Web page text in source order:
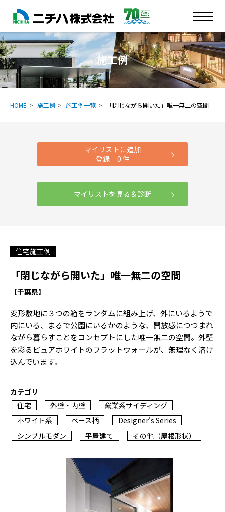
施工例
HOME 施工例 施工例一覧 「閉じながら開いた」唯一無二の空間
マイリストに追加
登録 0 件
マイリストを見る＆診断
住宅施工例
「閉じながら開いた」唯一無二の空間
【千葉県】
変形敷地に３つの箱をランダムに組み上げ、外にいるようで
内にいる、まるで公園にいるかのような、開放感につつまれ
ながら暮らすことをコンセプトにした唯一無二の空間。外壁
を彩るピュアホワイトのフラットウォールが、無理なく溶け
込んでいます。
カテゴリ
住宅
外壁・内壁
窯業系サイディング
ホワイト系
ベース柄
Designer's Series
シンプルモダン
平屋建て その他（屋根形状）